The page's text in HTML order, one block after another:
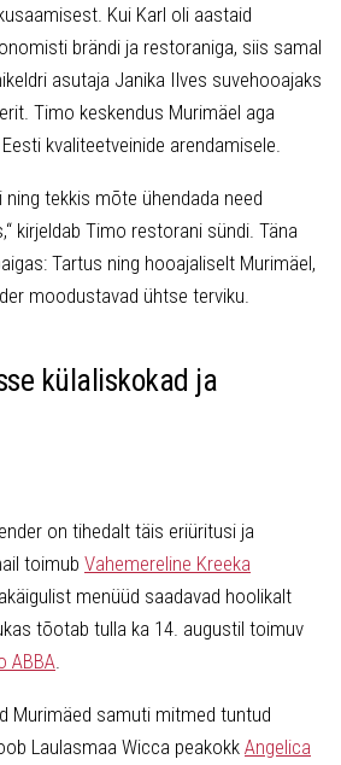
Kui Karl oli aastaid
brändi ja restoraniga, siis samal
asutaja Janika Ilves suvehooajaks
Timo keskendus Murimäel aga
kvaliteetveinide arendamisele.
ning tekkis mõte ühendada need
kirjeldab Timo restorani sündi. Täna
Tartus ning hooajaliselt Murimäel,
moodustavad ühtse terviku.
külaliskokad ja
on tihedalt täis eriüritusi ja
toimub Vahemereline Kreeka
menüüd saadavad hoolikalt
tõotab tulla ka 14. augustil toimuv
ABBA
Murimäed samuti mitmed tuntud
Laulasmaa Wicca peakokk Angelica